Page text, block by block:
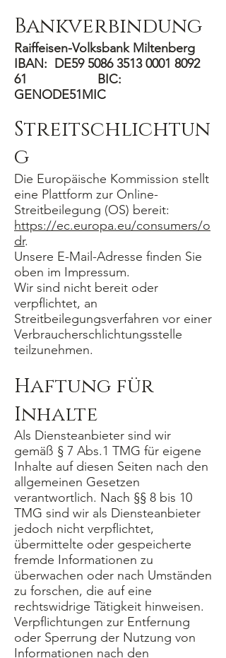
Bankverbindung
Raiffeisen-Volksbank Miltenberg
IBAN: DE595086 3513 0001 8092
61 BIC:
GENODE51MIC
Streitschlichtun
g
Die Europäische Kommission stellt
eine Plattform zur Online-
Streitbeilegung (OS) bereit:
https://ec.europa.eu/consumers/o
dr.
Unsere E-Mail-Adresse finden Sie
oben im Impressum.
Wir sind nicht bereit oder
verpflichtet, an
Streitbeilegungsverfahren vor einer
Verbraucherschlichtungsstelle
teilzunehmen.
Haftung für
Inhalte
Als Diensteanbieter sind wir
gemäß § 7 Abs.1 TMG für eigene
Inhalte auf diesen Seiten nach den
allgemeinen Gesetzen
verantwortlich. Nach §§ 8 bis 10
TMG sind wir als Diensteanbieter
jedoch nicht verpflichtet,
übermittelte oder gespeicherte
fremde Informationen zu
überwachen oder nach Umständen
zu forschen, die auf eine
rechtswidrige Tätigkeit hinweisen.
Verpflichtungen zur Entfernung
oder Sperrung der Nutzung von
Informationen nach den